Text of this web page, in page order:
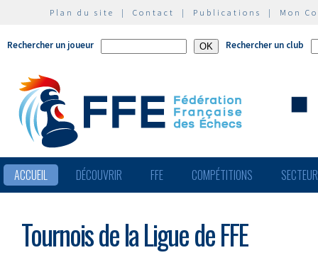
Plan du site | Contact | Publications | Mon
Rechercher un joueur Rechercher un club
ACCUEIL DÉCOUVRIR FFE COMPÉTITIONS
Tournois de la Ligue de FFE